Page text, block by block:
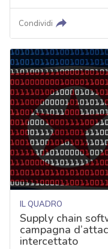
Condividi
IL QUADRO
Supply chain
campagna
intercettato